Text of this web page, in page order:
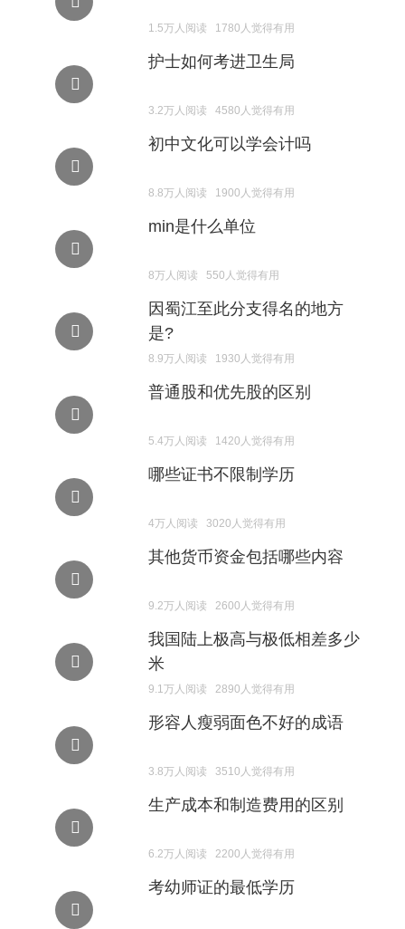
1.5万人阅读 1780人觉得有用
护士如何考进卫生局
3.2万人阅读 4580人觉得有用
初中文化可以学会计吗
8.8万人阅读 1900人觉得有用
min是什么单位
8万人阅读 550人觉得有用
因蜀江至此分支得名的地方
是?
8.9万人阅读 1930人觉得有用
普通股和优先股的区别
5.4万人阅读 1420人觉得有用
哪些证书不限制学历
4万人阅读 3020人觉得有用
其他货币资金包括哪些内容
9.2万人阅读 2600人觉得有用
我国陆上极高与极低相差多少
米
9.1万人阅读 2890人觉得有用
形容人瘦弱面色不好的成语
3.8万人阅读 3510人觉得有用
生产成本和制造费用的区别
6.2万人阅读 2200人觉得有用
考幼师证的最低学历